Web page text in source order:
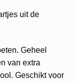
uit de
Geheel
van extra
Geschikt voor